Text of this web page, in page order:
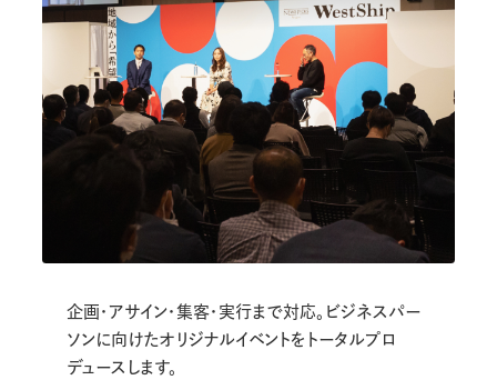
企画・アサイン・集客・実行まで対応。ビジネスパー
ソンに向けたオリジナルイベントをトータルプロ
デュースします。